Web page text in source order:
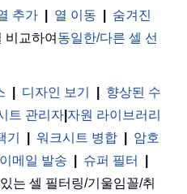
추가 열 이동
숨겨진
비교하여 동일한/다른 셀 선
디자인 보기
향상된 수
트 관리자 자원 라이브러리
기 워크시트 병합
암호
메일 발송 슈퍼 필터
는 셀 필터링/기울임꼴/취